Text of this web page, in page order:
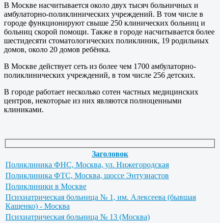
В Москве насчитывается около двух тысяч больничных и
амбулаторно-поликлинических учреждений. В том числе в
городе функционируют свыше 250 клинических больниц и
больниц скорой помощи. Также в городе насчитывается более
шестидесяти стоматологических поликлиник, 19 родильных
домов, около 20 домов ребёнка.
В Москве действует сеть из более чем 1700 амбулаторно-
поликлинических учреждений, в том числе 256 детских.
В городе работает несколько сотен частных медицинских
центров, некоторые из них являются полноценными
клиниками.
Заголовок
Поликлиника ФНС, Москва, ул. Нижегородская
Поликлиника ФТС, Москва, шоссе Энтузиастов
Поликлиники в Москве
Психиатрическая больница № 1, им. Алексеева (бывшая
Кащенко) - Москва
Психиатрическая больница № 13 (Москва)